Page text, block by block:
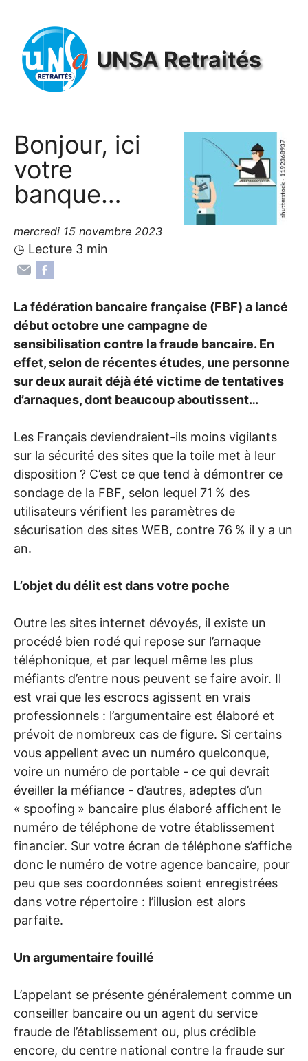
UNSARetraités
Bonjour, ici
votre
banque…
mercredi 15 novembre 2023
◷ Lecture 3 min
La fédération bancaire française (FBF) a lancé
début octobre une campagne de
sensibilisation contre la fraude bancaire. En
effet, selon de récentes études, une personne
sur deux aurait déjà été victime de tentatives
d’arnaques, dont beaucoup aboutissent…
Les Français deviendraient-ils moins vigilants
sur la sécurité des sites que la toile met à leur
disposition ? C’est ce que tend à démontrer ce
sondage de la FBF, selon lequel 71 % des
utilisateurs vérifient les paramètres de
sécurisation des sites WEB, contre 76 % il y a un
an.
L’objet du délit est dans votre poche
Outre les sites internet dévoyés, il existe un
procédé bien rodé qui repose sur l’arnaque
téléphonique, et par lequel même les plus
méfiants d’entre nous peuvent se faire avoir. Il
est vrai que les escrocs agissent en vrais
professionnels : l’argumentaire est élaboré et
prévoit de nombreux cas de figure. Si certains
vous appellent avec un numéro quelconque,
voire un numéro de portable - ce qui devrait
éveiller la méfiance - d’autres, adeptes d’un
« spoofing » bancaire plus élaboré affichent le
numéro de téléphone de votre établissement
financier. Sur votre écran de téléphone s’affiche
donc le numéro de votre agence bancaire, pour
peu que ses coordonnées soient enregistrées
dans votre répertoire : l’illusion est alors
parfaite.
Un argumentaire fouillé
L’appelant se présente généralement comme un
conseiller bancaire ou un agent du service
fraude de l’établissement ou, plus crédible
encore, du centre national contre la fraude sur